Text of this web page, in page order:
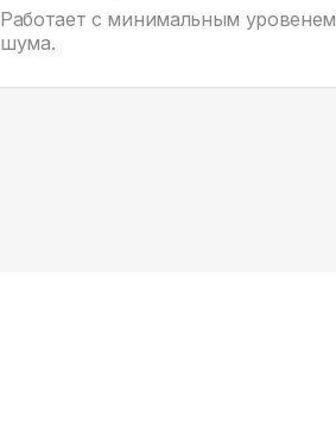
Работает с минимальным уровенем
шума.